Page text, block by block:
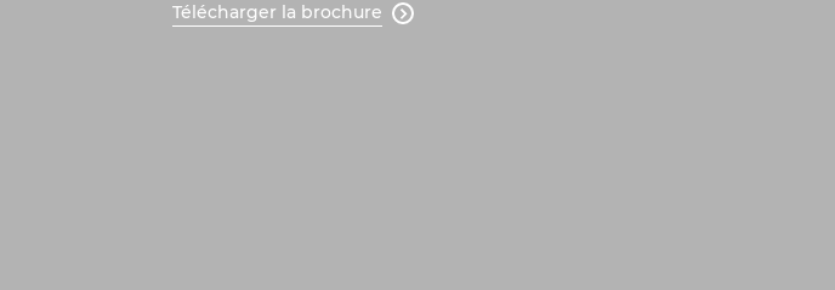
Télécharger la brochure 